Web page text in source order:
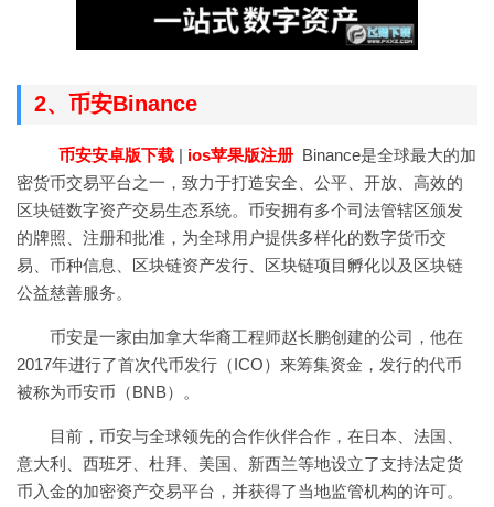
2、币安Binance
币安安卓版下载 | ios苹果版注册 Binance是全球最大的加
密货币交易平台之一，致力于打造安全、公平、开放、高效的
区块链数字资产交易生态系统。币安拥有多个司法管辖区颁发
的牌照、注册和批准，为全球用户提供多样化的数字货币交
易、币种信息、区块链资产发行、区块链项目孵化以及区块链
公益慈善服务。
币安是一家由加拿大华裔工程师赵长鹏创建的公司，他在
2017年进行了首次代币发行（ICO）来筹集资金，发行的代币
被称为币安币（BNB）。
目前，币安与全球领先的合作伙伴合作，在日本、法国、
意大利、西班牙、杜拜、美国、新西兰等地设立了支持法定货
币入金的加密资产交易平台，并获得了当地监管机构的许可。